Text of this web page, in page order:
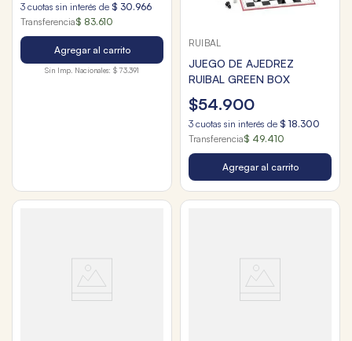
3 cuotas sin interés de $ 30.966
Transferencia$ 83.610
Agregar al carrito
Sin Imp. Nacionales: $ 73.391
RUIBAL
JUEGO DE AJEDREZ
RUIBAL GREEN BOX
$54.900
3 cuotas sin interés de $ 18.300
Transferencia$ 49.410
Agregar al carrito